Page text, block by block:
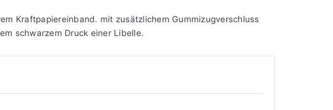
Kraftpapiereinband. mit zusätzlichem Gummizugverschluss
schwarzem Druck einer Libelle.